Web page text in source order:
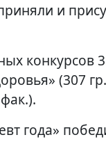
и
конкурсов
(307
года»